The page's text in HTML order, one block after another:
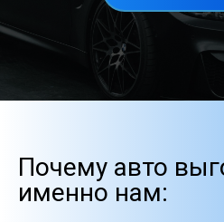
Почему авто
именно нам: